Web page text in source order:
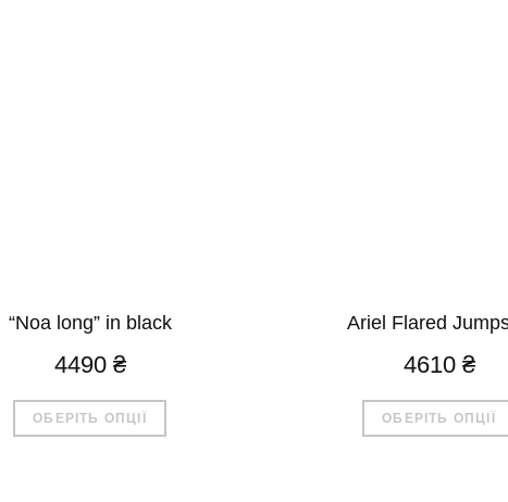
“Noa long” in black
4490 ₴
ОБЕРІТЬ ОПЦІЇ
Цей
Ariel Flared
4610 ₴
ОБЕРІТЬ ОПЦІЇ